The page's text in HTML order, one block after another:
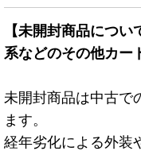
【未開封商品につ
系などのその他カー
未開封商品は中古で
ます。
経年劣化による外装